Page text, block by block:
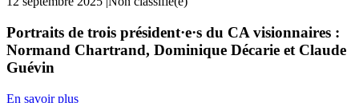
Portraits de trois président·e·s du CA visionnaires :
Normand Chartrand, Dominique Décarie et Claude
Guévin
En savoir plus